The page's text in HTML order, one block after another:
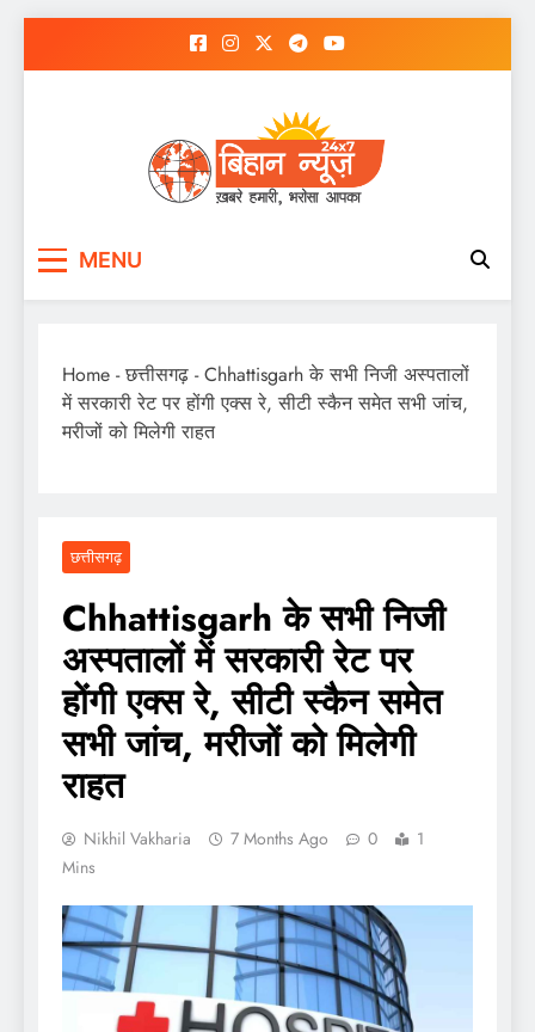
MENU
Home -छत्तीसगढ़ -Chhattisgarh के सभी निजी अस्पतालों
में सरकारी रेट पर होंगी एक्स रे, सीटी स्कैन समेत सभी जांच,
मरीजों को मिलेगी राहत
छत्तीसगढ़
Chhattisgarh के सभी निजी
अस्पतालों में सरकारी रेट पर
होंगी एक्स रे, सीटी स्कैन समेत
सभी जांच, मरीजों को मिलेगी
राहत
Nikhil Vakharia 7 Months Ago 0
1
Mins